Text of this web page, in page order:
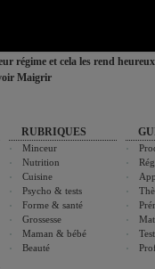
régime et cela les rend heureux
Maigrir
RUBRIQUES
Minceur
Nutrition
Cuisine
Psycho & tests
Forme & santé
Grossesse
Maman & bébé
Beauté